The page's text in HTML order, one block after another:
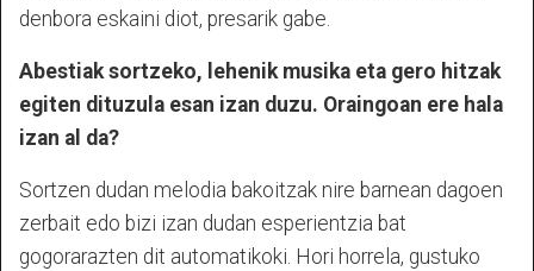
denbora eskaini diot, presarik gabe.
Abestiak sortzeko, lehenik musika eta gero hitzak
egiten dituzula esan izan duzu. Oraingoan ere hala
izan al da?
Sortzen dudan melodia bakoitzak nire barnean dagoen
zerbait edo bizi izan dudan esperientzia bat
gogorarazten dit automatikoki. Hori horrela, gustuko